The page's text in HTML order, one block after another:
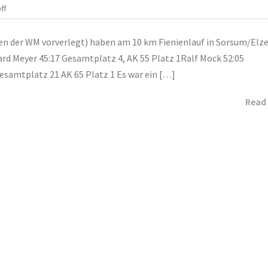
der WM vorverlegt) haben am 10 km Fienienlauf in Sorsum/
Meyer 45:17 Gesamtplatz 4, AK 55 Platz 1Ralf Mock 52:05
21 AK 65 Platz 1 Es war ein […]